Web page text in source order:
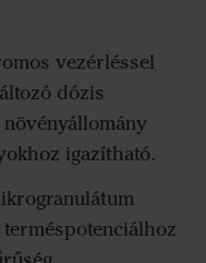
vezérléssel
dózis
igazítható.